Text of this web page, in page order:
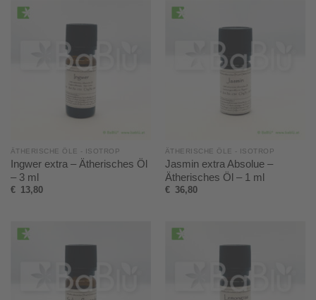
ÄTHERISCHE ÖLE - ISOTROP
Ingwer extra – Ätherisches Öl
– 3 ml
€ 13,80
ÄTHERISCHE ÖLE - ISOTROP
Jasmin extra Absolue –
Ätherisches Öl – 1 ml
€ 36,80